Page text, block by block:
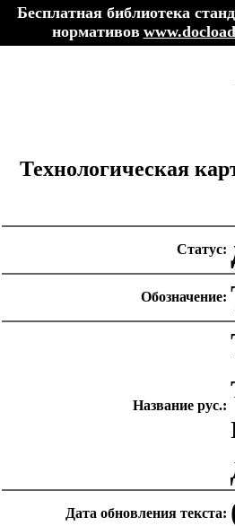
Бесплатная библиотека
нормативов
Технологическая
Статус:
Обозначение:
Название рус.:
Дата обновления текста: